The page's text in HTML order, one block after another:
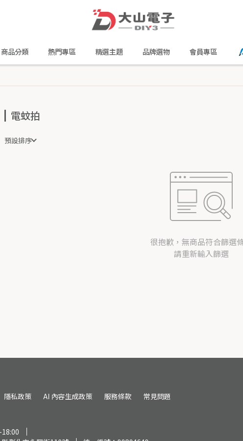
商品分類 熱門專區 精選主題 品牌選物 會員專區
電蚊拍
預設排序
很抱歉，無商品符合篩選
請重新輸入篩選
隱私政策 AI 內容生成政策 服務條款 常見問題